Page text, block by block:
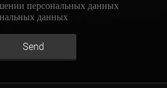
персональных данных
данных
Send